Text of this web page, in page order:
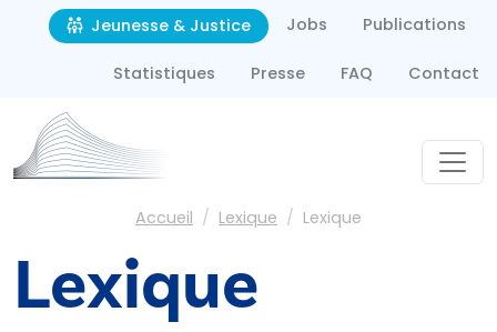
Aller au contenu principal
Second navigation
Jeunesse & Justice Jobs Publications
Statistiques Presse FAQ Contact
Fil d'Ariane
Accueil Lexique Lexique
Lexique